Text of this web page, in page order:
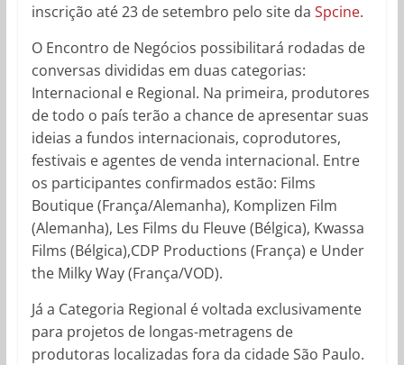
inscrição até 23 de setembro pelo site da Spcine.
O Encontro de Negócios possibilitará rodadas de
conversas divididas em duas categorias:
Internacional e Regional. Na primeira, produtores
de todo o país terão a chance de apresentar suas
ideias a fundos internacionais, coprodutores,
festivais e agentes de venda internacional. Entre
os participantes confirmados estão: Films
Boutique (França/Alemanha), Komplizen Film
(Alemanha), Les Films du Fleuve (Bélgica), Kwassa
Films (Bélgica),CDP Productions (França) e Under
the Milky Way (França/VOD).
Já a Categoria Regional é voltada exclusivamente
para projetos de longas-metragens de
produtoras localizadas fora da cidade São Paulo.